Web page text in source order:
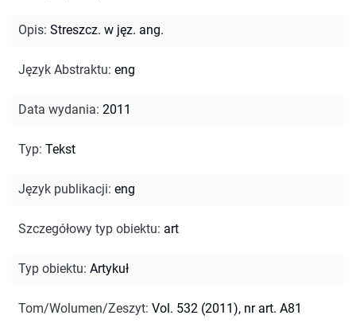
Opis: Streszcz. w jęz. ang.
Język Abstraktu: eng
Data wydania: 2011
Typ: Tekst
Język publikacji: eng
Szczegółowy typ obiektu: art
Typ obiektu: Artykuł
Tom/Wolumen/Zeszyt: Vol. 532 (2011), nr art. A81